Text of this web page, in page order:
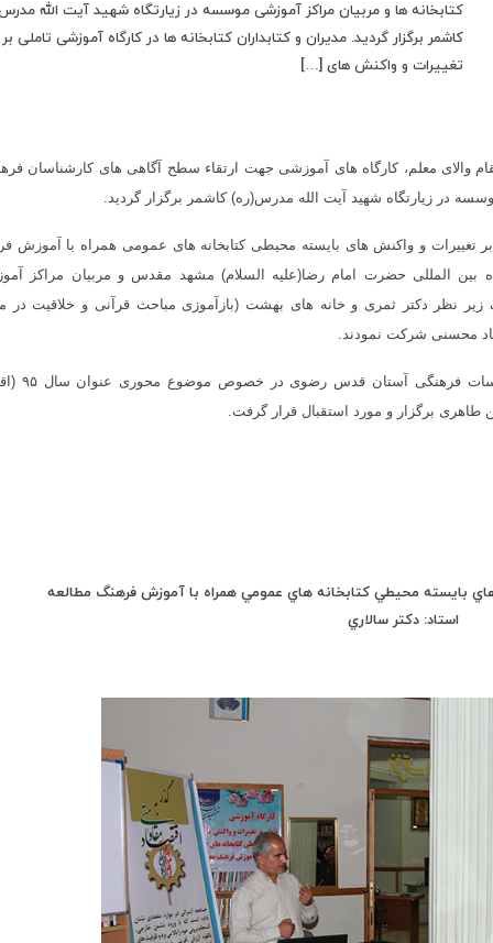
کتابخانه ها و مربیان مراکز آموزشی موسسه در زیارتگاه شهید آیت الله
کاشمر برگزار گردید. مدیران و کتابداران کتابخانه ها در کارگاه آموزشی تاملی بر
تغییرات و واکنش های […]
معلم، کارگاه های آموزشی جهت ارتقاء سطح آگاهی های کارشناسان
در زیارتگاه شهید آیت الله مدرس(ره) کاشمر برگزار گردید.
بر تغییرات و واکنش های بایسته محیطی کتابخانه های عمومی همراه با آموزش
بین المللی حضرت امام رضا(علیه السلام) مشهد مقدس و مربیان مراکز
نظر دکتر ثمری و خانه های بهشت (بازآموزی مباحث قرآنی و خلاقیت در
محسنی شرکت نمودند.
ضمنا کارگاه هم اندیشی تبیین
طاهری برگزار و مورد استقبال قرار گرفت.
بايسته محيطي كتابخانه هاي عمومي همراه با آموزش فرهنگ مطالعه
استاد: دکتر سالاري